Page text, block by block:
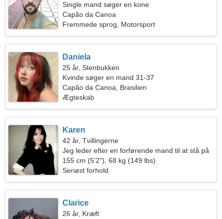
Single mand søger en kone
Capão da Canoa
Fremmede sprog, Motorsport
Daniela
25 år, Stenbukken
Kvinde søger en mand 31-37
Capão da Canoa, Brasilien
Ægteskab
Karen
42 år, Tvillingerne
Jeg leder efter en forførende mand til at stå på
ski sammen
155 cm (5'2"), 68 kg (149 lbs)
Seriøst forhold
Clarice
26 år, Kræft